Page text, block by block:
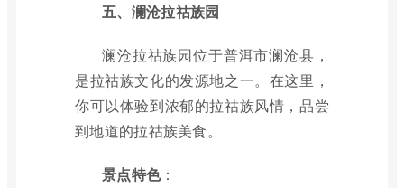
五、澜沧拉祜族园
澜沧拉祜族园位于普洱市澜沧县，
是拉祜族文化的发源地之一。在这里，
你可以体验到浓郁的拉祜族风情，品尝
到地道的拉祜族美食。
景点特色：